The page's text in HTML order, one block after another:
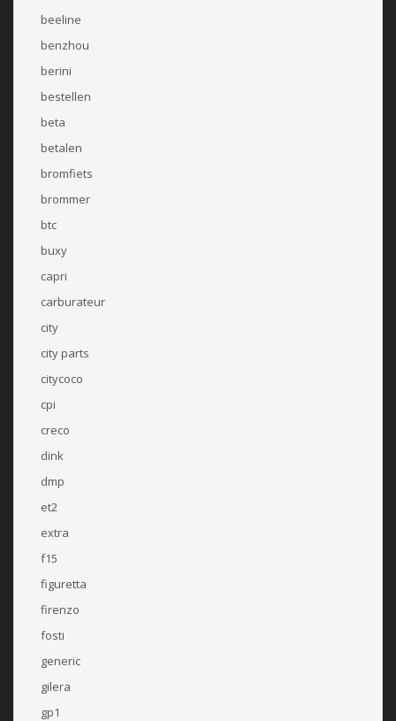
beeline
benzhou
berini
bestellen
beta
betalen
bromfiets
brommer
btc
buxy
capri
carburateur
city
city parts
citycoco
cpi
creco
dink
dmp
et2
extra
f15
figuretta
firenzo
fosti
generic
gilera
gp1